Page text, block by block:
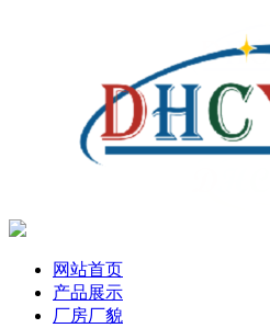
网站首页
产品展示
厂房厂貌